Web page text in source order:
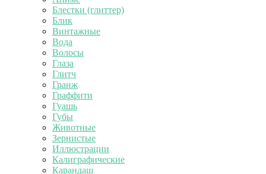
Блестки (глиттер)
Блик
Винтажные
Вода
Волосы
Глаза
Глитч
Гранж
Граффити
Гуашь
Губы
Животные
Зернистые
Иллюстрации
Калиграфические
Карандаш